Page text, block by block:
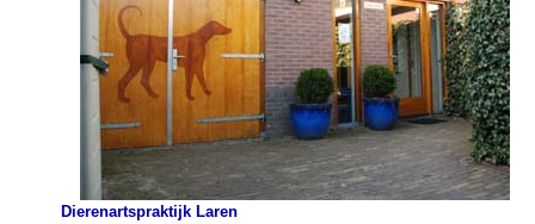
Dierenartspraktijk Laren